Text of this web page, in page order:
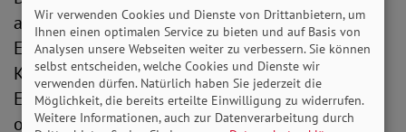
angewiesen, um nicht fortwährend in
Existenzangst leben zu müssen. Zweitens ist für
Kinder aus Familien mit wenig oder keinem
Einkommen die Mitgliedschaft im Sportverein
oder die Teilnahme in der Musikschule meist zu
Wir verwenden Cookies und Dienste von Drittanbietern, um
Ihnen einen optimalen Service zu bieten und auf Basis von
Analysen unsere Webseiten weiter zu verbessern. Sie können
selbst entscheiden, welche Cookies und Dienste wir
verwenden dürfen. Natürlich haben Sie jederzeit die
Möglichkeit, die bereits erteilte Einwilligung zu widerrufen.
Weitere Informationen, auch zur Datenverarbeitung durch